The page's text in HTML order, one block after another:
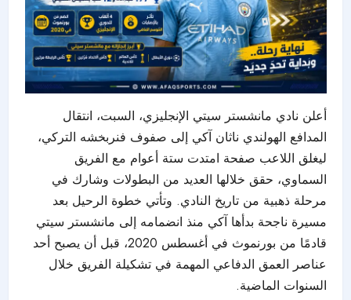
أعلن نادي مانشستر سيتي الإنجليزي، السبت، انتقال
المدافع الهولندي ناثان آكي إلى صفوف فنربخشه التركي،
ليغلق اللاعب صفحة امتدت ستة أعوام مع الفريق
السماوي، حقق خلالها العديد من البطولات وشارك في
مرحلة ذهبية من تاريخ النادي. وتأتي خطوة الرحيل بعد
مسيرة ناجحة بدأها آكي منذ انضمامه إلى مانشستر سيتي
قادمًا من بورنموث في أغسطس 2020، قبل أن يصبح أحد
عناصر العمق الدفاعي المهمة في تشكيلة الفريق خلال
السنوات الماضية.